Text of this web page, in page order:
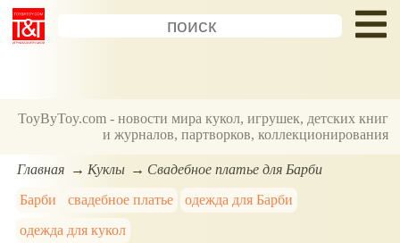
ToyByToy.com - новости мира кукол, игрушек, детских книг
и журналов, партворков, коллекционирования
Главная Куклы
Свадебное платье для Барби
Барби
свадебное платье
одежда для Барби
одежда для кукол